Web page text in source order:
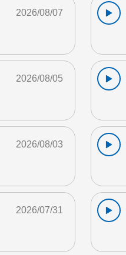
2026/08/07
2026/08/05
2026/08/03
2026/07/31